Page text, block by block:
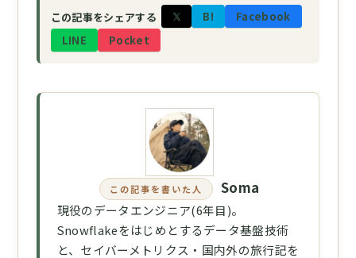
この記事をシェアする 𝕏 B!
Facebook
LINE
Pocket
この記事を書いた人 Soma
現役のデータエンジニア(6年目)。
Snowflakeをはじめとするデータ基盤技術
と、セイバーメトリクス・国内外の旅行記を